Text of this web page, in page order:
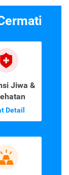
Jiwa &
Detail